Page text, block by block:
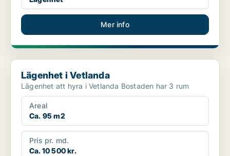
Mer info
Lägenhet i Vetlanda
Lägenhet i Vetlanda
Lägenhet att hyra i Vetlanda Bostaden har 3 rum
Areal
Ca. 95 m2
Pris pr. md.
Ca. 10 500 kr.